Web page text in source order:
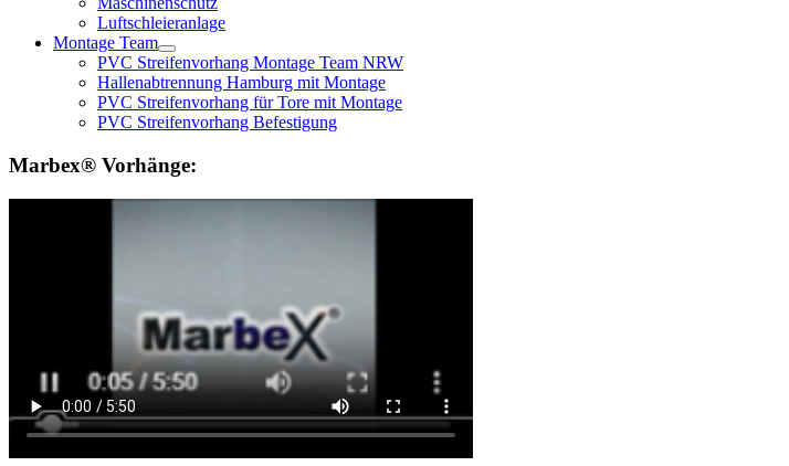
Luftschleieranlage
Montage Team
PVC Streifenvorhang Montage Team NRW
Hallenabtrennung Hamburg mit Montage
PVC Streifenvorhang für Tore mit Montage
PVC Streifenvorhang Befestigung
Marbex® Vorhänge: